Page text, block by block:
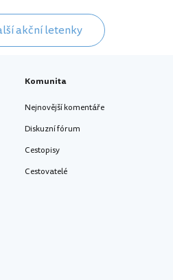
akční letenky
Komunita
Nejnovější komentáře
Diskuzní fórum
Cestopisy
Cestovatelé